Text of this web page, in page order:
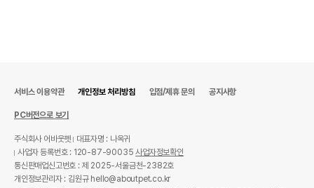
서비스 이용약관 개인정보 처리방침 입점/제휴 문의 공지사항
PC버전으로 보기
주식회사 어바웃펫
대표자명 : 나옥귀
사업자 등록번호 : 120-87-90035사업자정보확인
통신판매업신고번호 : 제 2025-서울금천-2382호
개인정보관리자 : 김원규 hello@aboutpet.co.kr